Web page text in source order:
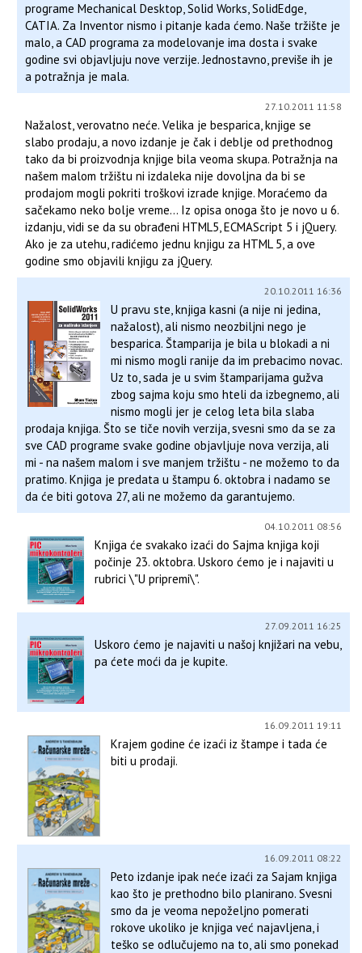
programe Mechanical Desktop, Solid Works, SolidEdge,
CATIA. Za Inventor nismo i pitanje kada ćemo. Naše tržište je
malo, a CAD programa za modelovanje ima dosta i svake
godine svi objavljuju nove verzije. Jednostavno, previše ih je
a potražnja je mala.
27.10.2011 11:58
Nažalost, verovatno neće. Velika je besparica, knjige se
slabo prodaju, a novo izdanje je čak i deblje od prethodnog
tako da bi proizvodnja knjige bila veoma skupa. Potražnja na
našem malom tržištu ni izdaleka nije dovoljna da bi se
prodajom mogli pokriti troškovi izrade knjige. Moraćemo da
sačekamo neko bolje vreme... Iz opisa onoga što je novo u 6.
izdanju, vidi se da su obrađeni HTML5, ECMAScript 5 i jQuery.
Ako je za utehu, radićemo jednu knjigu za HTML 5, a ove
godine smo objavili knjigu za jQuery.
20.10.2011 16:36
U pravu ste, knjiga kasni (a nije ni jedina,
nažalost), ali nismo neozbiljni nego je
besparica. Štamparija je bila u blokadi a ni
mi nismo mogli ranije da im prebacimo novac.
Uz to, sada je u svim štamparijama gužva
zbog sajma koju smo hteli da izbegnemo, ali
nismo mogli jer je celog leta bila slaba
prodaja knjiga. Što se tiče novih verzija, svesni smo da se za
sve CAD programe svake godine objavljuje nova verzija, ali
mi - na našem malom i sve manjem tržištu - ne možemo to da
pratimo. Knjiga je predata u štampu 6. oktobra i nadamo se
da će biti gotova 27, ali ne možemo da garantujemo.
04.10.2011 08:56
Knjiga će svakako izaći do Sajma knjiga koji
počinje 23. oktobra. Uskoro ćemo je i najaviti u
rubrici \"U pripremi\".
27.09.2011 16:25
Uskoro ćemo je najaviti u našoj knjižari na vebu,
pa ćete moći da je kupite.
16.09.2011 19:11
Krajem godine će izaći iz štampe i tada će
biti u prodaji.
16.09.2011 08:22
Peto izdanje ipak neće izaći za Sajam knjiga
kao što je prethodno bilo planirano. Svesni
smo da je veoma nepoželjno pomerati
rokove ukoliko je knjiga već najavljena, i
teško se odlučujemo na to, ali smo ponekad